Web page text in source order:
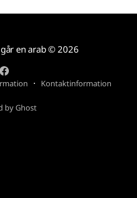
en arab© 2026
Kontaktinformation
by Ghost